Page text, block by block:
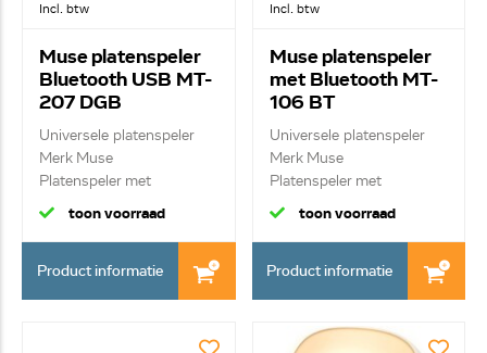
Incl. btw
Muse platenspeler
Bluetooth USB MT-
207 DGB
Universele platenspeler
Merk Muse
Platenspeler met
bluetoo...
toon voorraad
Product informatie
Incl. btw
Muse platenspeler
met Bluetooth MT-
106 BT
Universele platenspeler
Merk Muse
Platenspeler met
bluetoo...
toon voorraad
Product informatie